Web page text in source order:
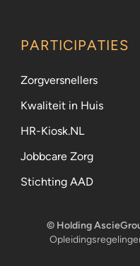
PARTICIPATIES
Zorgversnellers
Kwaliteit in Huis
HR-Kiosk.NL
Jobbcare Zorg
Stichting AAD
© Holding